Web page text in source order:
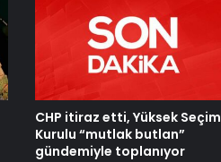
CHP itiraz etti, Yüksek Seçim
Kurulu “mutlak butlan”
gündemiyle toplanıyor